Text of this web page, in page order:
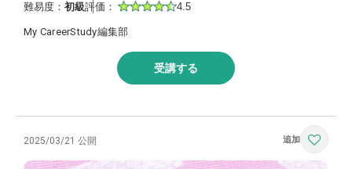
難易度： 初級評価： 4.5
My CareerStudy編集部
受講する
2025/03/21 公開